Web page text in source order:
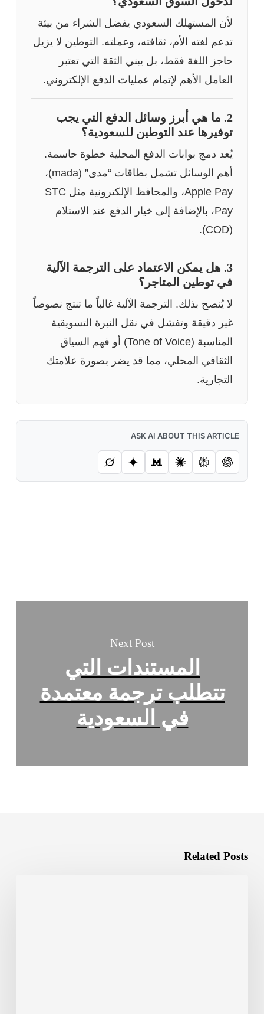
لأن المستهلك السعودي يفضل الشراء من بيئة
تدعم لغته الأم، ثقافته، وعملته. التوطين لا يزيل
حاجز اللغة فقط، بل يبني الثقة التي تعتبر
العامل الأهم لإتمام عمليات الدفع الإلكتروني.
2. ما هي أبرز وسائل الدفع التي يجب
توفيرها عند التوطين للسعودية؟
يُعد دمج بوابات الدفع المحلية خطوة حاسمة.
أهم الوسائل تشمل بطاقات “مدى” (mada)،
Apple Pay، والمحافظ الإلكترونية مثل STC
Pay، بالإضافة إلى خيار الدفع عند الاستلام
(COD).
3. هل يمكن الاعتماد على الترجمة الآلية
في توطين المتاجر؟
لا يُنصح بذلك. الترجمة الآلية غالباً ما تنتج نصوصاً
غير دقيقة وتفشل في نقل النبرة التسويقية
المناسبة (Tone of Voice) أو فهم السياق
الثقافي المحلي، مما قد يضر بصورة علامتك
التجارية.
ASK AI ABOUT THIS ARTICLE
Next Post
المستندات التي
تتطلب ترجمة معتمدة
في السعودية
Related Posts